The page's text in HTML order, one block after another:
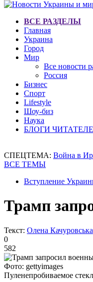
ВСЕ РАЗДЕЛЫ
Главная
Украина
Город
Мир
Все новости
Россия
Бизнес
Спорт
Lifestyle
Шоу-биз
Наука
БЛОГИ
СПЕЦТЕМА: Война в
ВСЕ ТЕМЫ
Вступление
Трамп
Текст: Олена Качуровська
0
582
Фото: gettyimages
Пуленепробиваемое